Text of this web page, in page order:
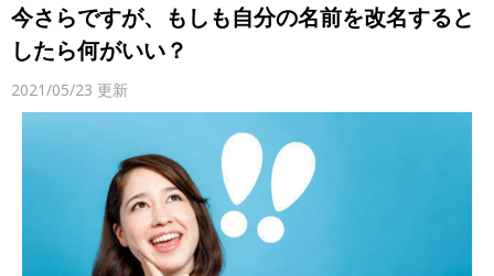
今さらですが、もしも自分の名前を改名すると
したら何がいい？
2021/05/23 更新